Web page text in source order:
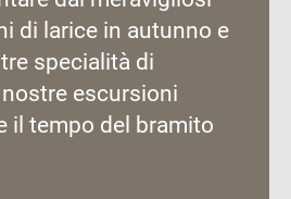
di larice in autunno e
specialità di
escursioni
il tempo del bramito